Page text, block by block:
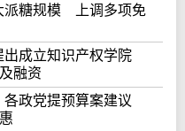
派糖规模 上调多项免
出成立知识产权学院
融资
各政党提预算案建议